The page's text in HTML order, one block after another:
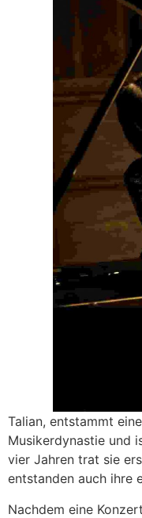
Talian, entstammt
Musikerdynastie und
vier Jahren trat sie
entstanden auch ihre
Nachdem eine